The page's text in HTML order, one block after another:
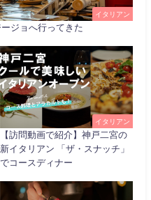
イタリアン
ジョへ行ってきた
イタリアン
【訪問動画で紹介】神戸二宮の
新イタリアン 「ザ・スナッチ」
でコースディナー